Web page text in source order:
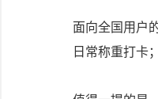
面向全国用户
日常称重打卡；